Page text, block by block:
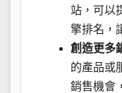
站，可以
擎排名，
創造更多
的產品或
銷售機會